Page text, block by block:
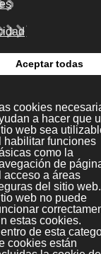
la gradualidad
LIONDAU se
y al tiempo de
planes: el
2012" y el "II
personas con
Marzo 2010|